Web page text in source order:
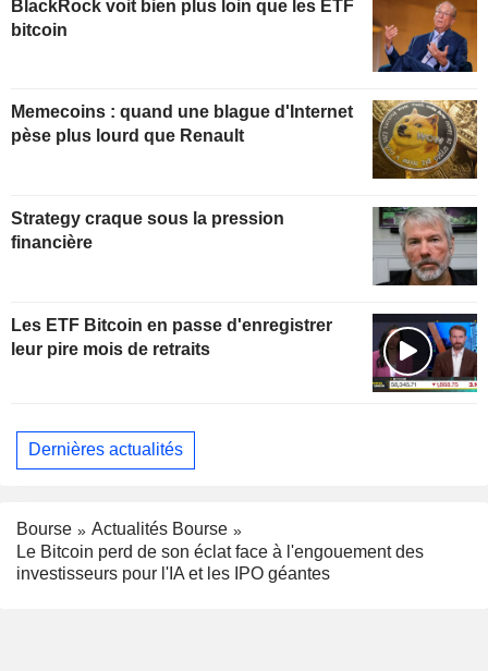
BlackRock voit bien plus loin que les ETF
bitcoin
Memecoins : quand une blague d'Internet
pèse plus lourd que Renault
Strategy craque sous la pression
financière
Les ETF Bitcoin en passe d'enregistrer
leur pire mois de retraits
Dernières actualités
Bourse
Actualités Bourse
Le Bitcoin perd de son éclat face à l'engouement des
investisseurs pour l'IA et les IPO géantes